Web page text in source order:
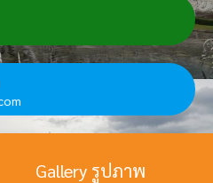
Gallery รูปภาพ